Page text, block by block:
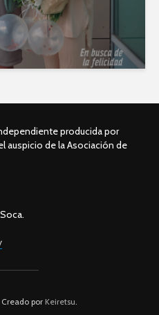
producida por
auspicio de la Asociación de
porKeiretsu.